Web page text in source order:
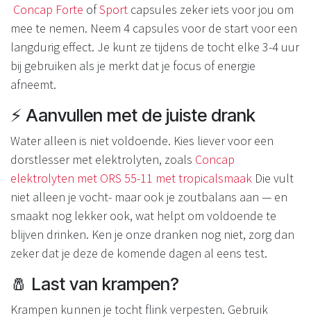
Concap Forte ofSport capsules zeker iets voor jou om
mee te nemen. Neem 4 capsules voor de start voor een
langdurig effect. Je kunt ze tijdens de tocht elke 3-4 uur
bij gebruiken als je merkt dat je focus of energie
afneemt.
⚡ Aanvullen met de juiste drank
Water alleen is niet voldoende. Kies liever voor een
dorstlesser met elektrolyten, zoals Concap
elektrolyten met ORS 55-11 met tropicalsmaak Die vult
niet alleen je vocht- maar ook je zoutbalans aan — en
smaakt nog lekker ook, wat helpt om voldoende te
blijven drinken. Ken je onze dranken nog niet, zorg dan
zeker dat je deze de komende dagen al eens test.
🧂 Last van krampen?
Krampen kunnen je tocht flink verpesten. Gebruik